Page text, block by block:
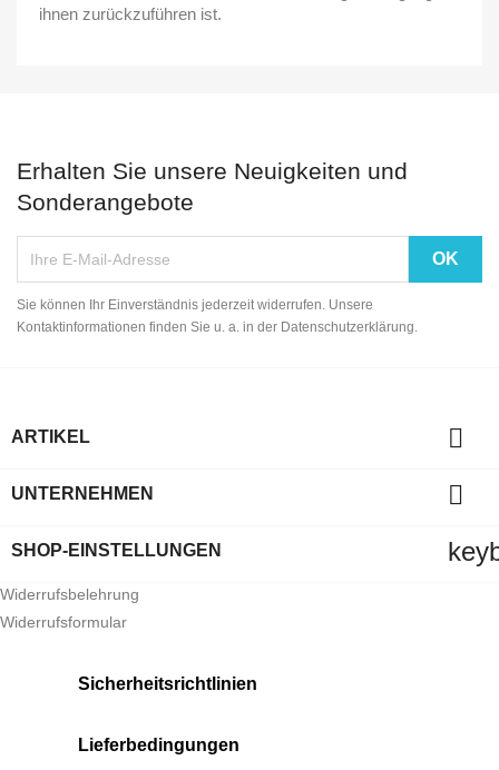
ihnen zurückzuführen ist.
Erhalten Sie unsere Neuigkeiten und
Sonderangebote
Sie können Ihr Einverständnis jederzeit widerrufen. Unsere
Kontaktinformationen finden Sie u. a. in der Datenschutzerklärung.
ARTIKEL 
UNTERNEHMEN 
SHOP-EINSTELLUNGEN
Widerrufsbelehrung
Widerrufsformular
Sicherheitsrichtlinien
Lieferbedingungen